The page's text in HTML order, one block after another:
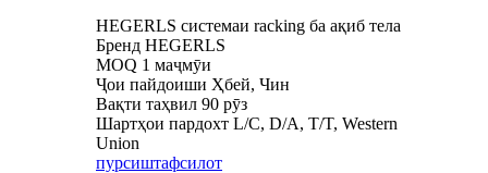
HEGERLS системаи racking ба ақиб тела
Бренд HEGERLS
MOQ 1 маҷмӯи
Ҷои пайдоиши Ҳбей, Чин
Вақти таҳвил 90 рӯз
Шартҳои пардохт L/C, D/A, T/T, Western
Union
пурсиштафсилот